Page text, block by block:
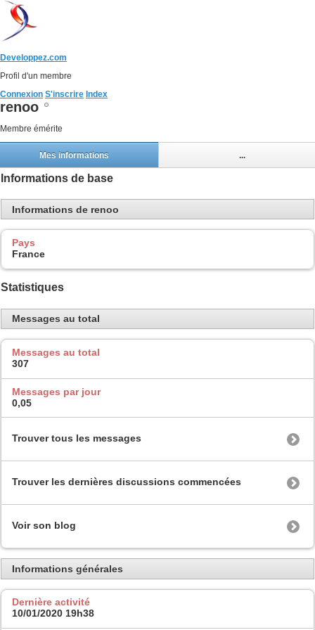
Developpez.com
Profil d'un membre
Connexion S'inscrire Index
renoo
Membre émérite
Mes informations ...
Informations de base
Informations de renoo
Pays
France
Statistiques
Messages au total
Messages au total
307
Messages par jour
0,05
Trouver tous les messages
Trouver les dernières discussions commencées
Voir son blog
Informations générales
Dernière activité
10/01/2020 19h38